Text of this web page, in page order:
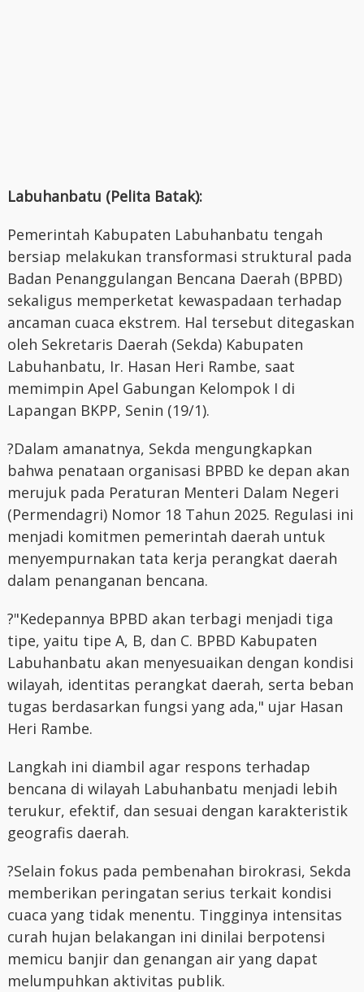
Labuhanbatu (Pelita Batak):
Pemerintah Kabupaten Labuhanbatu tengah
bersiap melakukan transformasi struktural pada
Badan Penanggulangan Bencana Daerah (BPBD)
sekaligus memperketat kewaspadaan terhadap
ancaman cuaca ekstrem. Hal tersebut ditegaskan
oleh Sekretaris Daerah (Sekda) Kabupaten
Labuhanbatu, Ir. Hasan Heri Rambe, saat
memimpin Apel Gabungan Kelompok I di
Lapangan BKPP, Senin (19/1).
?Dalam amanatnya, Sekda mengungkapkan
bahwa penataan organisasi BPBD ke depan akan
merujuk pada Peraturan Menteri Dalam Negeri
(Permendagri) Nomor 18 Tahun 2025. Regulasi ini
menjadi komitmen pemerintah daerah untuk
menyempurnakan tata kerja perangkat daerah
dalam penanganan bencana.
?"Kedepannya BPBD akan terbagi menjadi tiga
tipe, yaitu tipe A, B, dan C. BPBD Kabupaten
Labuhanbatu akan menyesuaikan dengan kondisi
wilayah, identitas perangkat daerah, serta beban
tugas berdasarkan fungsi yang ada," ujar Hasan
Heri Rambe.
Langkah ini diambil agar respons terhadap
bencana di wilayah Labuhanbatu menjadi lebih
terukur, efektif, dan sesuai dengan karakteristik
geografis daerah.
?Selain fokus pada pembenahan birokrasi, Sekda
memberikan peringatan serius terkait kondisi
cuaca yang tidak menentu. Tingginya intensitas
curah hujan belakangan ini dinilai berpotensi
memicu banjir dan genangan air yang dapat
melumpuhkan aktivitas publik.